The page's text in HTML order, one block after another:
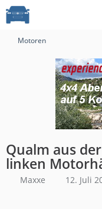
Motoren
Qualm aus
linken
Maxxe 12. Juli